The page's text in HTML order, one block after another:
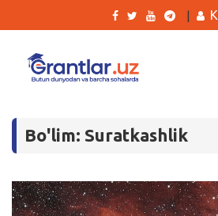
Tanlovlar
Kurslar
Bo'lim: Suratkashlik